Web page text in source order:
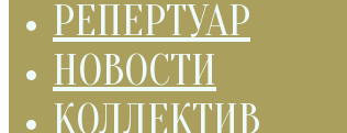
РЕПЕРТУАР
НОВОСТИ
КОЛЛЕКТИВ